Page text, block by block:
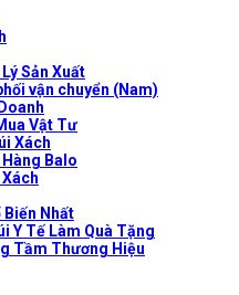
Sản Xuất
vận chuyển (Nam)
Vật Tư
Xách
Balo
Biến Nhất
Y Tế Làm Quà Tặng
Tầm Thương Hiệu